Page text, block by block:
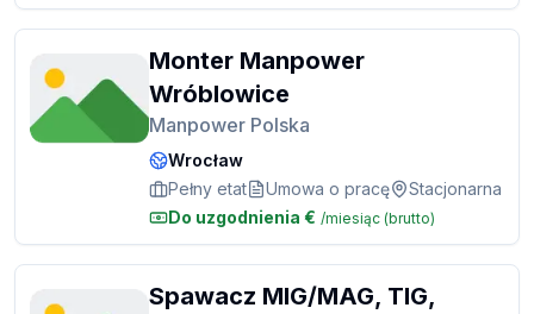
Monter Manpower
Wróblowice
Manpower Polska
Wrocław
Pełny etat
Umowa o pracę
Stacjonarna
Do uzgodnienia € /miesiąc (brutto)
Spawacz MIG/MAG, TIG,